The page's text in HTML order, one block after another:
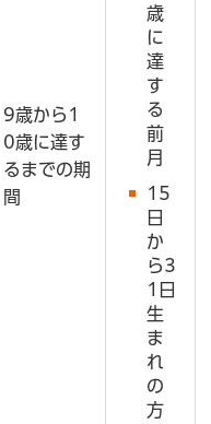
9歳から1
0歳に達す
るまでの期
間
歳
に
達
す
る
前
月
15
日
か
ら3
1日
生
ま
れ
の
方